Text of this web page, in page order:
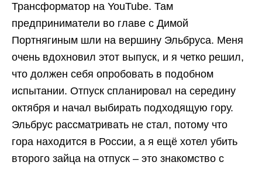
Трансформатор на YouTube. Там
предприниматели во главе с Димой
Портнягиным шли на вершину Эльбруса. Меня
очень вдохновил этот выпуск, и я четко решил,
что должен себя опробовать в подобном
испытании. Отпуск спланировал на середину
октября и начал выбирать подходящую гору.
Эльбрус рассматривать не стал, потому что
гора находится в России, а я ещё хотел убить
второго зайца на отпуск – это знакомство с